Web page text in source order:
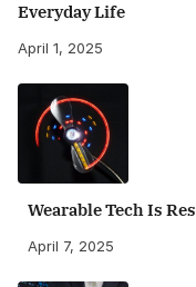
Everyday Life
April 1, 2025
Wearable Tech Is
April 7, 2025